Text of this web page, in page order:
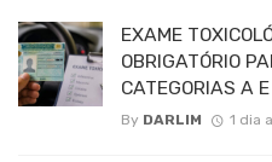
EXAME
OBRIGATÓRIO
CATEGORIAS A
By DARLIM 1 dia